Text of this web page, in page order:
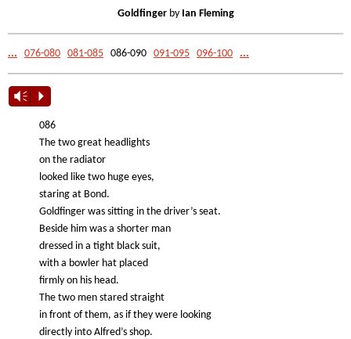
Goldfinger by Ian Fleming
... 076-080 081-085 086-090 091-095 096-100 ...
Vm P
086
The two great headlights
on the radiator
looked like two huge eyes,
staring at Bond.
Goldfinger was sitting in the driver’s seat.
Beside him was a shorter man
dressed in a tight black suit,
with a bowler hat placed
firmly on his head.
The two men stared straight
in front of them, as if they were looking
directly into Alfred’s shop.